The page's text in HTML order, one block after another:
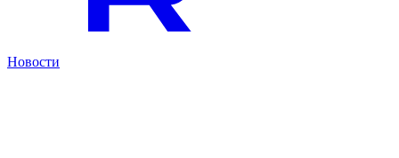
Новости